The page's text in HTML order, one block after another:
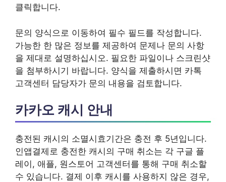
클릭합니다.
문의 양식으로 이동하여 필수 필드를 작성합니다.
가능한 한 많은 정보를 제공하여 문제나 문의 사항
을 제대로 설명하십시오. 필요한 파일이나 스크린샷
을 첨부하시기 바랍니다. 양식을 제출하시면 카톡
고객센터 담당자가 문의 내용을 검토합니다.
카카오 캐시 안내
충전된 캐시의 소멸시효기간은 충전 후 5년입니다.
인앱결제로 충전한 캐시의 구매 취소는 각 구글 플
레이, 애플, 원스토어 고객센터를 통해 구매 취소할
수 있습니다. 결제 이후 캐시를 사용하지 않은 경우,